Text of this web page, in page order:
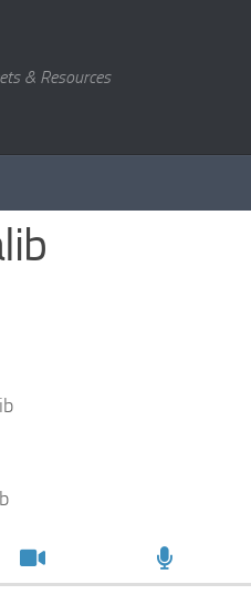
& Resources